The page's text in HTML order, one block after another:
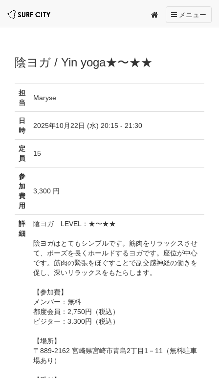
Toggle
navigation
メニュー
陰ヨガ / Yin yoga★〜★★
担
当
Maryse
日
時
2025年10月22日 (水) 20:15 - 21:30
定
員
15
参
加
費
用
3,300 円
詳
細
陰ヨガ LEVEL：★〜★★
陰ヨガはとてもシンプルです。筋肉をリラックスさせ
て、ポーズを長くホールドするヨガです。座位が中心
です。筋肉の緊張をほぐすことで副交感神経の働きを
促し、深いリラックスをもたらします。
【参加費】
メンバー：無料
都度会員：2,750円（税込）
ビジター：3.300円（税込）
【場所】
〒889-2162 宮崎県宮崎市青島2丁目1－11（無料駐車
場あり）